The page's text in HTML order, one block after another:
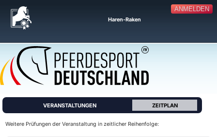
ANMELDEN
Haren-Raken
VERANSTALTUNGEN ZEITPLAN
Weitere Prüfungen der Veranstaltung in zeitlicher Reihenfolge: